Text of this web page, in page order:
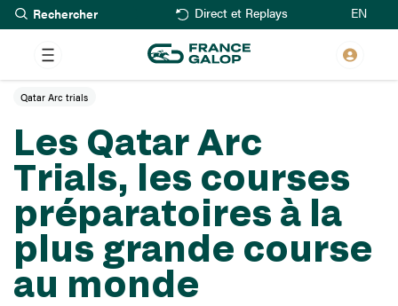
Aller
au
contenu
principal
Rechercher Direct et Replays EN
Les Qatar Arc
Trials, les courses
préparatoires à la
plus grande course
au monde
Qatar Arc trials